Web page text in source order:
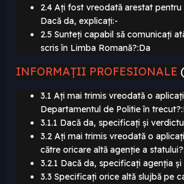
2.4 Ați fost vreodată arestat
Dacă da, explicați:-
2.5 Sunteți capabil să comunicați
scris în Limba Romană?:Da
INFORMAȚII PROFESIONALE
3.1 Ați mai trimis vreodată o
Departamentul de Politie în
3.1.1 Dacă da, specificați și
3.2 Ați mai trimis vreodată o
către oricare altă agenție a
3.2.1 Dacă da, specificați agenția
3.3 Specificați orice altă slujbă pe